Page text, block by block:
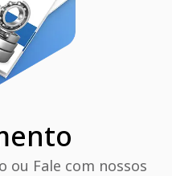
ou Fale com nossos